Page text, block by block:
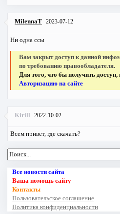
MilennaT 2023-07-12
Ни одна ссы
Вам закрыт доступ к данной
по требованию правообладателя.
Для того, что бы получить
Авторизацию на сайте
Kirill 2022-10-02
Всем привет, где скачать?
Все новости сайта
Ваша помощь сайту
Контакты
Пользовательское соглашение
Политика конфиденциальности